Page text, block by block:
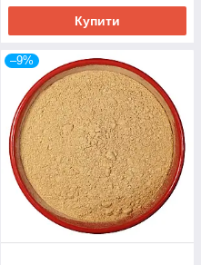
Купити
–9%